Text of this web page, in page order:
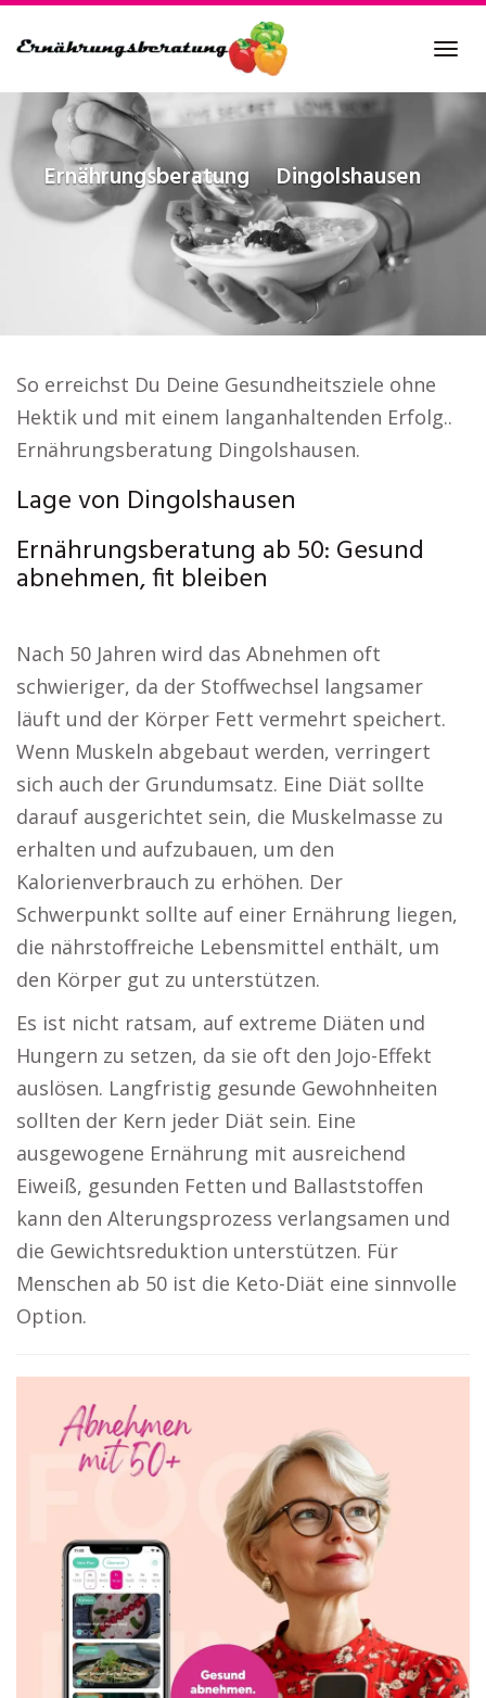
to
content
Ernährungsberatung Dingolshausen
So erreichst Du Deine Gesundheitsziele ohne
Hektik und mit einem langanhaltenden Erfolg..
Ernährungsberatung Dingolshausen.
Lage von Dingolshausen
Ernährungsberatung ab 50: Gesund
abnehmen, fit bleiben
Nach 50 Jahren wird das Abnehmen oft
schwieriger, da der Stoffwechsel langsamer
läuft und der Körper Fett vermehrt speichert.
Wenn Muskeln abgebaut werden, verringert
sich auch der Grundumsatz. Eine Diät sollte
darauf ausgerichtet sein, die Muskelmasse zu
erhalten und aufzubauen, um den
Kalorienverbrauch zu erhöhen. Der
Schwerpunkt sollte auf einer Ernährung liegen,
die nährstoffreiche Lebensmittel enthält, um
den Körper gut zu unterstützen.
Es ist nicht ratsam, auf extreme Diäten und
Hungern zu setzen, da sie oft den Jojo-Effekt
auslösen. Langfristig gesunde Gewohnheiten
sollten der Kern jeder Diät sein. Eine
ausgewogene Ernährung mit ausreichend
Eiweiß, gesunden Fetten und Ballaststoffen
kann den Alterungsprozess verlangsamen und
die Gewichtsreduktion unterstützen. Für
Menschen ab 50 ist die Keto-Diät eine sinnvolle
Option.